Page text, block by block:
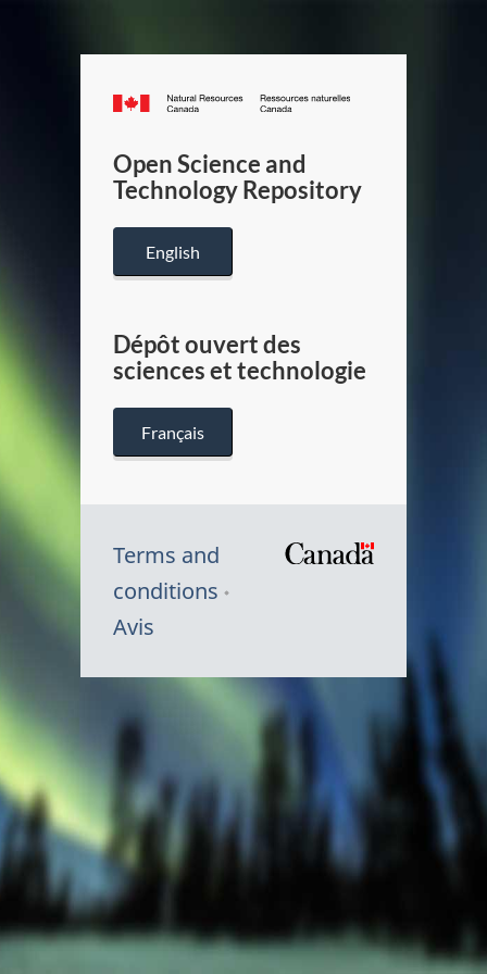
Canada.ca
/
Canada
Open Science and
Technology Repository
English
Dépôt ouvert des
sciences et technologie
Français
Terms and
conditions
Avis
Canada